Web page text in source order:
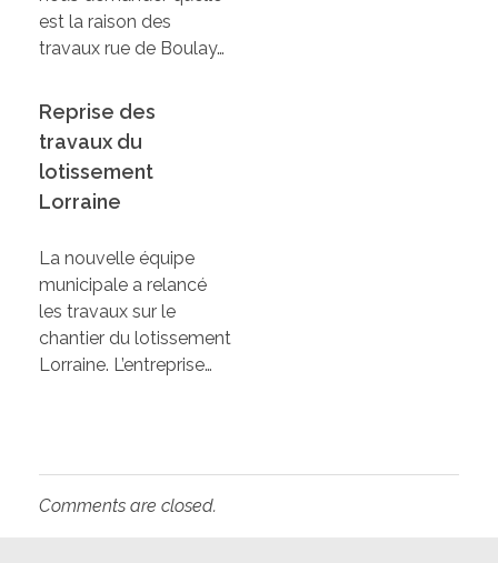
est la raison des
travaux rue de Boulay…
Reprise des
travaux du
lotissement
Lorraine
La nouvelle équipe
municipale a relancé
les travaux sur le
chantier du lotissement
Lorraine. L’entreprise…
Comments are closed.